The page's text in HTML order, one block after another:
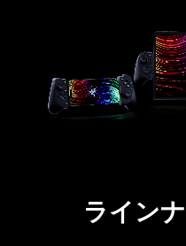
Tablets
ライン